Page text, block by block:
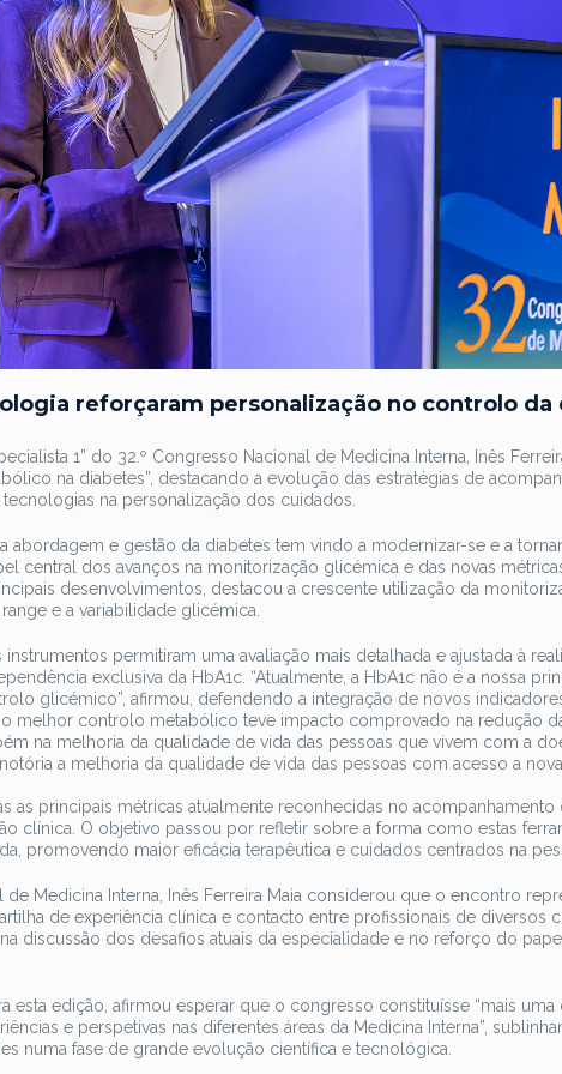
reforçaram personalização no controlo da
1” do 32.º Congresso Nacional de Medicina Interna, Inês
na diabetes”, destacando a evolução das estratégias de
na personalização dos cuidados.
abordagem e gestão da diabetes tem vindo a modernizar-se e a
central dos avanços na monitorização glicémica e das novas
desenvolvimentos, destacou a crescente utilização da
e a variabilidade glicémica.
instrumentos permitiram uma avaliação mais detalhada e ajustada à
exclusiva da HbA1c. “Atualmente, a HbA1c não é a nossa
glicémico”, afirmou, defendendo a integração de novos
melhor controlo metabólico teve impacto comprovado na redução
na melhoria da qualidade de vida das pessoas que vivem com a
a melhoria da qualidade de vida das pessoas com acesso a
as principais métricas atualmente reconhecidas no
clínica. O objetivo passou por refletir sobre a forma como estas
promovendo maior eficácia terapêutica e cuidados centrados na
de Medicina Interna, Inês Ferreira Maia considerou que o encontro
de experiência clínica e contacto entre profissionais de diversos
discussão dos desafios atuais da especialidade e no reforço do
esta edição, afirmou esperar que o congresso constituísse “mais
e perspetivas nas diferentes áreas da Medicina Interna”,
numa fase de grande evolução científica e tecnológica.